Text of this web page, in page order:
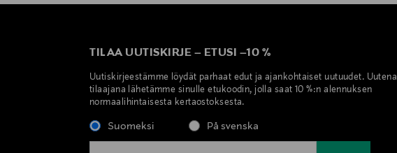
TILAA UUTISKIRJE – ETUSI –10 %
Uutiskirjeestämme löydät parhaat edut ja ajankohtaiset uutuudet. Uutena
tilaajana lähetämme sinulle etukoodin, jolla saat 10 %:n alennuksen
normaalihintaisesta kertaostoksesta.
Suomeksi På svenska